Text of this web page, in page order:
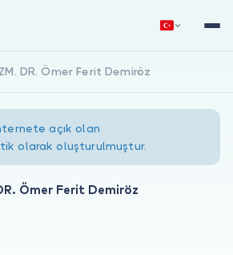
Giriş Yap
DR. Ömer Ferit Demiröz
açık olan
olarak oluşturulmuştur.
Ömer Ferit Demiröz